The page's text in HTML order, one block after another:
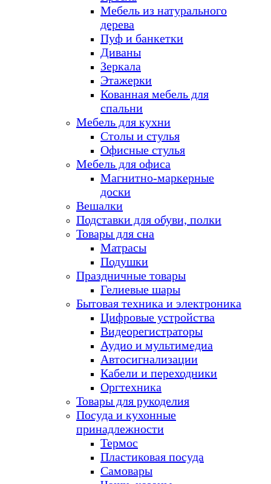
Мебель из натурального
дерева
Пуф и банкетки
Диваны
Зеркала
Этажерки
Кованная мебель для
спальни
Мебель для кухни
Столы и стулья
Офисные стулья
Мебель для офиса
Магнитно-маркерные
доски
Вешалки
Подставки для обуви, полки
Товары для сна
Матрасы
Подушки
Праздничные товары
Гелиевые шары
Бытовая техника и электроника
Цифровые устройства
Видеорегистраторы
Аудио и мультимедиа
Автосигнализации
Кабели и переходники
Оргтехника
Товары для рукоделия
Посуда и кухонные
принадлежности
Термос
Пластиковая посуда
Самовары